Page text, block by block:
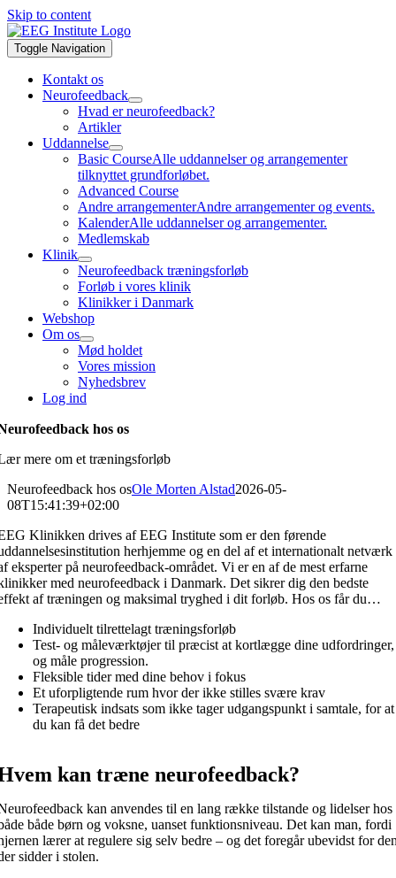
Skip to content
Toggle Navigation
Kontakt os
Neurofeedback
Hvad er neurofeedback?
Artikler
Uddannelse
Basic CourseAlle uddannelser og arrangementer
tilknyttet grundforløbet.
Advanced Course
Andre arrangementerAndre arrangementer og events.
KalenderAlle uddannelser og arrangementer.
Medlemskab
Klinik
Neurofeedback træningsforløb
Forløb i vores klinik
Klinikker i Danmark
Webshop
Om os
Mød holdet
Vores mission
Nyhedsbrev
Log ind
hos os
mere om et træningsforløb
Neurofeedback hos osOle Morten Alstad2026-05-
08T15:41:39+02:00
Klinikken drives af EEG Institute som er den førende
herhjemme og en del af et internationalt netværk
eksperter på neurofeedback-området. Vi er en af de mest erfarne
med neurofeedback i Danmark. Det sikrer dig den bedste
af træningen og maksimal tryghed i dit forløb. Hos os får du…
Individuelt tilrettelagt træningsforløb
Test- og måleværktøjer til præcist at kortlægge dine udfordringer,
og måle progression.
Fleksible tider med dine behov i fokus
Et uforpligtende rum hvor der ikke stilles svære krav
Terapeutisk indsats som ikke tager udgangspunkt i samtale, for at
du kan få det bedre
kan træne neurofeedback?
kan anvendes til en lang række tilstande og lidelser hos
både børn og voksne, uanset funktionsniveau. Det kan man, fordi
lærer at regulere sig selv bedre – og det foregår ubevidst for
sidder i stolen.